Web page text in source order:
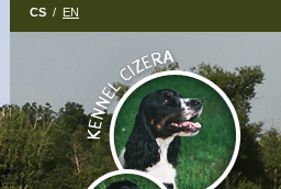
CS / EN